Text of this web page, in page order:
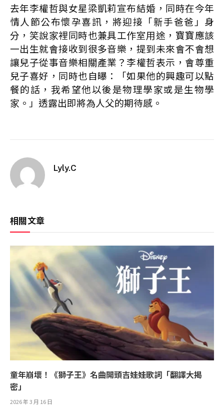
去年李權哲與女星梁凱莉宣布結婚，同時在今年
情人節公布懷孕喜訊，將迎接「新手爸爸」身
分，笑說家裡同時也兼具工作室用途，寶寶應該
一出生就會接收到很多音樂，提到未來會不會想
讓兒子從事音樂相關產業？李權哲表示，會尊重
兒子喜好，同時也自曝：「如果他的興趣可以點
餐的話，我希望他以後是物理學家或是生物學
家。」透露出即將為人父的期待感。
Lyly.C
相關文章
童年崩壞！《獅子王》名曲開頭吉娃娃歌詞「翻譯大揭
密」
2026 年 3 月 16 日